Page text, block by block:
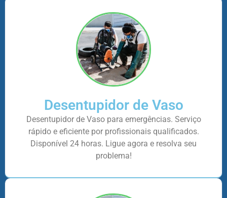
Desentupidor de Vaso
Desentupidor de Vaso para emergências. Serviço
rápido e eficiente por profissionais qualificados.
Disponível 24 horas. Ligue agora e resolva seu
problema!